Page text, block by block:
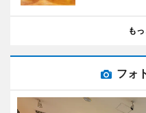
も
フォ